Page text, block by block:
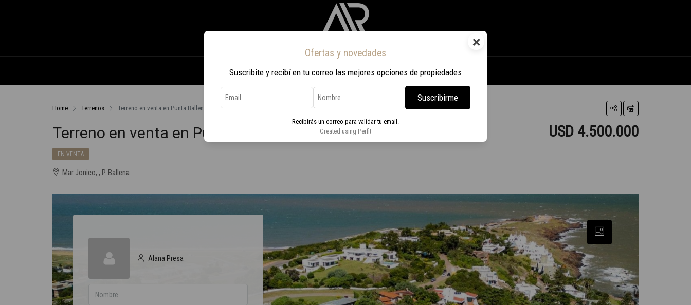
×
Ofertas y novedades
Suscribite y recibí en tu correo las mejores opciones de propiedades
Suscribirme
Recibirás un correo para validar tu email.
Created using Perfit
Inicio Propiedades Nosotros Contacto Viaje a Rio 2026
Home Terrenos Terreno en venta en Punta Ballena
Terreno en venta en Punta Ballena USD 4.500.000
EN VENTA
Mar Jonico, , P. Ballena
Alana Presa